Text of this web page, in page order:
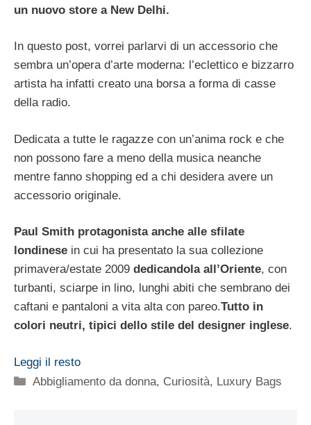
un nuovo store a New Delhi.
In questo post, vorrei parlarvi di un accessorio che
sembra un’opera d’arte moderna: l’eclettico e bizzarro
artista ha infatti creato una borsa a forma di casse
della radio.
Dedicata a tutte le ragazze con un’anima rock e che
non possono fare a meno della musica neanche
mentre fanno shopping ed a chi desidera avere un
accessorio originale.
Paul Smith protagonista anche alle sfilate
londinese in cui ha presentato la sua collezione
primavera/estate 2009 dedicandola all’Oriente, con
turbanti, sciarpe in lino, lunghi abiti che sembrano dei
caftani e pantaloni a vita alta con pareo.Tutto in
colori neutri, tipici dello stile del designer inglese.
Leggi il resto
Categorie
Abbigliamento da donna, Curiosità, Luxury Bags